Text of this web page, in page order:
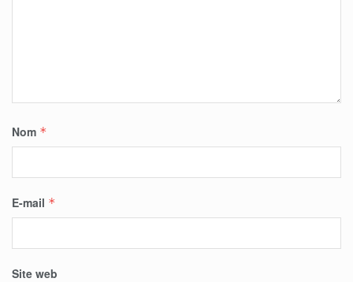
Nom *
E-mail *
Site web